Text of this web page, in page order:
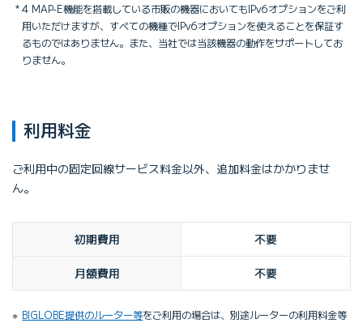
4 MAP-E機能を搭載している市販の機器においてもIPv6オプションをご利
用いただけますが、すべての機種でIPv6オプションを使えることを保証す
るものではありません。また、当社では当該機器の動作をサポートしてお
りません。
利用料金
ご利用中の固定回線サービス料金以外、追加料金はかかりませ
ん。
初期費用 不要
月額費用 不要
BIGLOBE提供のルーター等をご利用の場合は、別途ルーターの利用料金等